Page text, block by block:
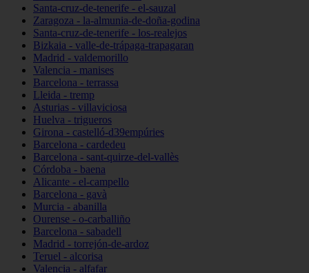
Santa-cruz-de-tenerife - el-sauzal
Zaragoza - la-almunia-de-doña-godina
Santa-cruz-de-tenerife - los-realejos
Bizkaia - valle-de-trápaga-trapagaran
Madrid - valdemorillo
Valencia - manises
Barcelona - terrassa
Lleida - tremp
Asturias - villaviciosa
Huelva - trigueros
Girona - castelló-d39empúries
Barcelona - cardedeu
Barcelona - sant-quirze-del-vallès
Córdoba - baena
Alicante - el-campello
Barcelona - gavà
Murcia - abanilla
Ourense - o-carballiño
Barcelona - sabadell
Madrid - torrejón-de-ardoz
Teruel - alcorisa
Valencia - alfafar